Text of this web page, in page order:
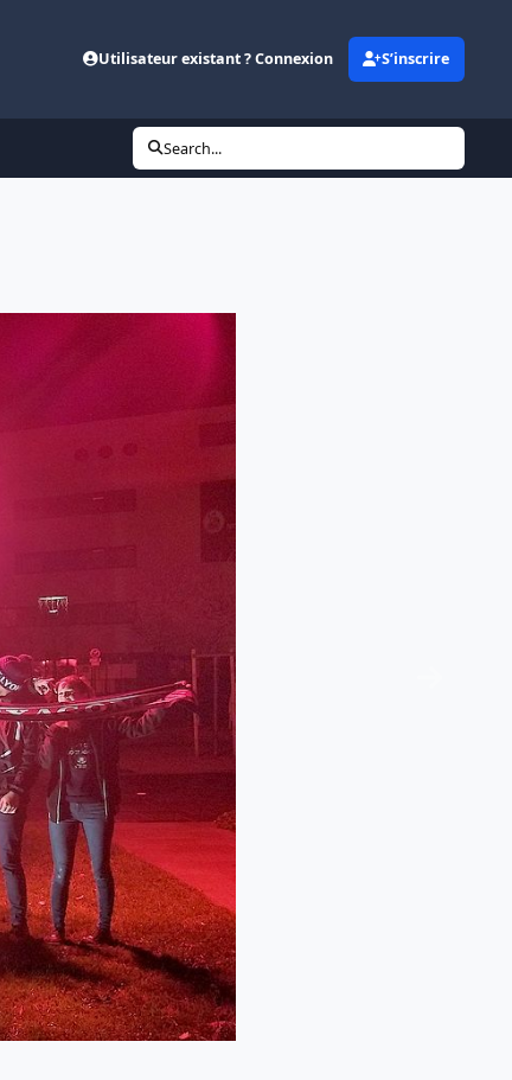
Utilisateur existant ? Connexion S’inscrire
Search...